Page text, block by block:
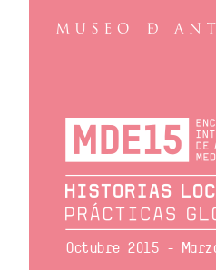
Octubre 2015 -